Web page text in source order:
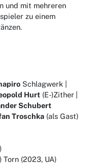
und mit mehreren
zu einem
Schlagwerk |
Hurt (E-)Zither
Schubert
Troschka (als Gast)
Torn (2023, UA)